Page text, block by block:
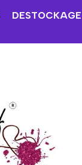
DESTOCKAGE